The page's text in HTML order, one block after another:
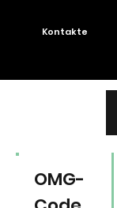
Kontakte
OMG-